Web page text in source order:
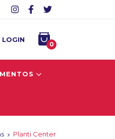
LOGIN
0
Planti Center